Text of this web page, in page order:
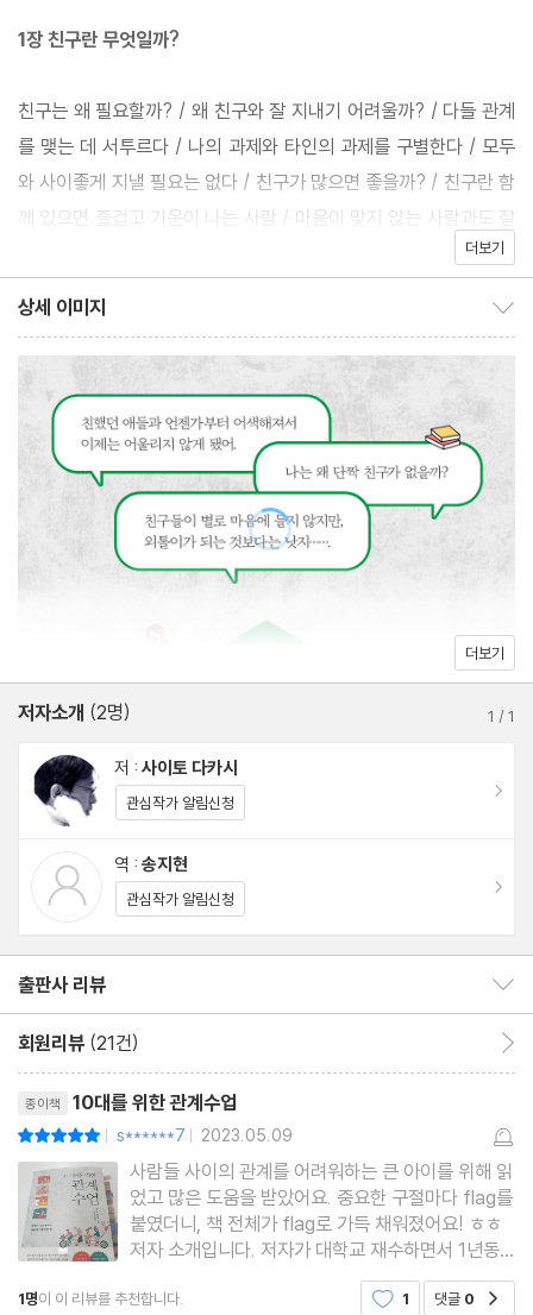
힘’ ‘마음이 맞지 않는 사람과 잘 지내는 힘’, 이 세 가지 힘을 어떤 상
황에서도 주체적인 관계를 형성하고 조율할 수 있는 기반이 되어주
는 ‘행복의 삼각형’이라고 명명하고, 세 가지 힘을 어떻게 키우고 균
형을 잡을 것인지 구체적으로 제시한다. 저자 특유의 인문적 소양과
문화예술에 대한 조예가 다양한 인용과 사례들에서 빛난다. 비대면
접촉이 관계를 유지하는 주요한 수단이 된 현실을 반영해 ‘(비대면
대화에서) 마음의 거리를 줄이는 일곱 가지 방법’을 부록에 수록했
해 학생 치유 시설 해맑음센터를 운영하는 조정실 학교폭력피해자
가족협의회장, 30년간 고등학교 교사로 재직한 백승주 교사가 이
책을 먼저 읽고 강력추천했다.
1장 친구란 무엇일까?
친구는 왜 필요할까? / 왜 친구와 잘 지내기 어려울까? / 다들 관계
를 맺는 데 서투르다 / 나의 과제와 타인의 과제를 구별한다 / 모두
와 사이좋게 지낼 필요는 없다 / 친구가 많으면 좋을까? / 친구란 함
께 있으면 즐겁고 기운이 나는 사람 / 마음이 맞지 않는 사람과도 잘
지내는 힘 / 다시 만나고 싶고, 더 이야기하고 싶은 사람이 되려면?
우자 / 평생 나를 지탱할 세 가지 관계의 기술
2장 마음이 맞는 친구를 사귀는 방법
‘좋아하는 마음’에서 확장되는 세계를 소중히 여기자 / 좋아하는 것
을 사이에 둔 ‘삼각관계’ / ‘편애 지도’로 좋아하는 것을 시각화하자 /
좋아하는 것에 주목하면 대하기 어려운 사람은 없다 / 함께 어울리
는 무리가 아니라 함께 좋아하는 모임 / 같은 것을 좋아하는 사람들
밖으로 눈을 돌리자 / 마음이 맞는 친구는 어떻게 만날까? / 끈적거
리지 않는 담백한 만남
3장 혼자가 되는 용기
외톨이가 될까 봐 두려운 이유 / 능동적 외톨이가 되어 보자 / 단독
자 대 단독자로, ‘마음의 친구’와 ‘마음의 스승’을 찾아보자 / 만난 적
없는 옛사람과도 정신은 이어질 수 있다 / 혼자가 되면 깨닫는 것들
/ 혼자가 될 용기가 있는가 / 협조의 진정한 의미 / 무소의 뿔처럼 혼
4장 친구가 떠나는 이유
날카로운 칼이 될 수도 있는 말, “친구니까 하는 말인데……” / 부정
하는 말버릇이 있으면 미움받기 쉽다 / 욱하는 사람과는 잘 지내기
힘들다 / 자꾸 거절하는 사람은 더 이상 부르지 않는다 / 고집부리지
않고 사과할 수 있는가 / 무례한 말을 들었을 때 흘려넘길 수 있는가
/ 버릇과 습관의 차이로 생기는 갈등 / 의식적으로 남에게 맞추는 연
습을 하자
더보기
상세 이미지
더보기
저자소개 (2명) 1 /1
저 : 사이토 다카시
관심작가 알림신청
역 : 송지현
관심작가 알림신청
출판사 리뷰
회원리뷰 (21건)
종이책 10대를 위한 관계수업
| s******7 | 2023.05.09
사람들 사이의 관계를 어려워하는 큰 아이를 위해 읽
었고 많은 도움을 받았어요. 중요한 구절마다 flag를
붙였더니, 책 전체가 flag로 가득 채워졌어요! ㅎㅎ
저자 소개입니다. 저자가 대학교 재수하면서 1년동
안 인간관계에 힘들어하며 청소년기에 알았더라면
더 편했을 것 같아 집필했다고 해요. 어린시절처럼
1명이 이 리뷰를 추천합니다. 1 댓글 0